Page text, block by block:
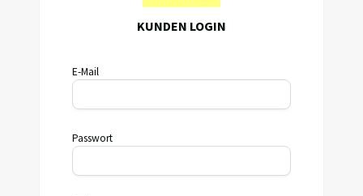
KUNDEN LOGIN
E-Mail
Passwort